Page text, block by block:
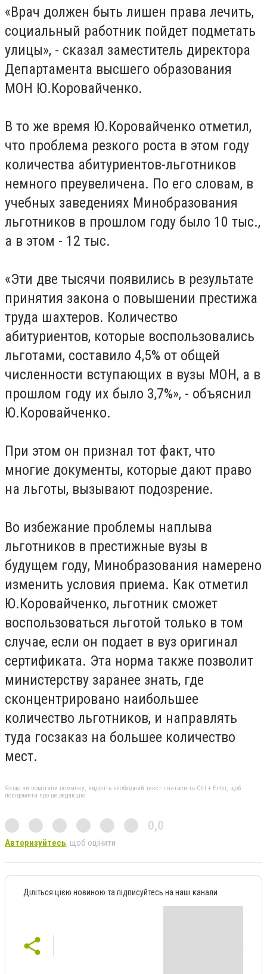
«Врач должен быть лишен права лечить,
социальный работник пойдет подметать
улицы», - сказал заместитель директора
Департамента высшего образования
МОН Ю.Коровайченко.
В то же время Ю.Коровайченко отметил,
что проблема резкого роста в этом году
количества абитуриентов-льготников
немного преувеличена. По его словам, в
учебных заведениях Минобразования
льготников в прошлом году было 10 тыс.,
а в этом - 12 тыс.
«Эти две тысячи появились в результате
принятия закона о повышении престижа
труда шахтеров. Количество
абитуриентов, которые воспользовались
льготами, составило 4,5% от общей
численности вступающих в вузы МОН, а в
прошлом году их было 3,7%», - объяснил
Ю.Коровайченко.
При этом он признал тот факт, что
многие документы, которые дают право
на льготы, вызывают подозрение.
Во избежание проблемы наплыва
льготников в престижные вузы в
будущем году, Минобразования намерено
изменить условия приема. Как отметил
Ю.Коровайченко, льготник сможет
воспользоваться льготой только в том
случае, если он подает в вуз оригинал
сертификата. Эта норма также позволит
министерству заранее знать, где
сконцентрировано наибольшее
количество льготников, и направлять
туда госзаказ на большее количество
мест.
Якщо ви помітили помилку, виділіть необхідний текст і натисніть Ctrl + Enter, щоб
повідомити про це редакцію
0,0
Авторизуйтесь, щоб оцінити
Діліться цією новиною та підписуйтесь на наші канали